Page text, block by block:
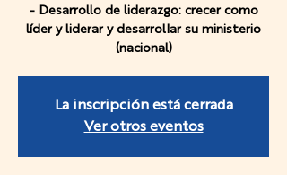
- Desarrollo de liderazgo: crecer como
líder y liderar y desarrollar su ministerio
(nacional)
La inscripción está cerrada
Ver otros eventos